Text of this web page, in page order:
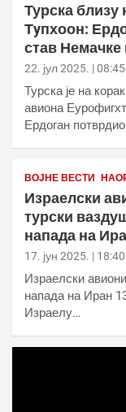
Турска
Тyпхоон:
став Немачке
22. јул 2025. | 08:45
Турска је на
авиона
Ердоган
ВОЈНЕ ВЕСТИ
Израелски
турски
напада на
17. јун 2025. | 18:40
Израелски
напада на Иран
Израелу…